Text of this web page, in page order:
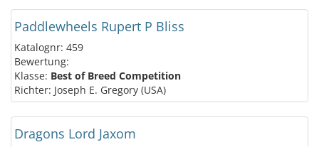
Paddlewheels Rupert P Bliss
Katalognr: 459
Bewertung:
Klasse: Best of Breed Competition
Richter: Joseph E. Gregory (USA)
Dragons Lord Jaxom